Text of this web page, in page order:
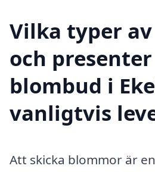
Vilka typer
och
blombud i
vanligtvis
Att skicka blommor är